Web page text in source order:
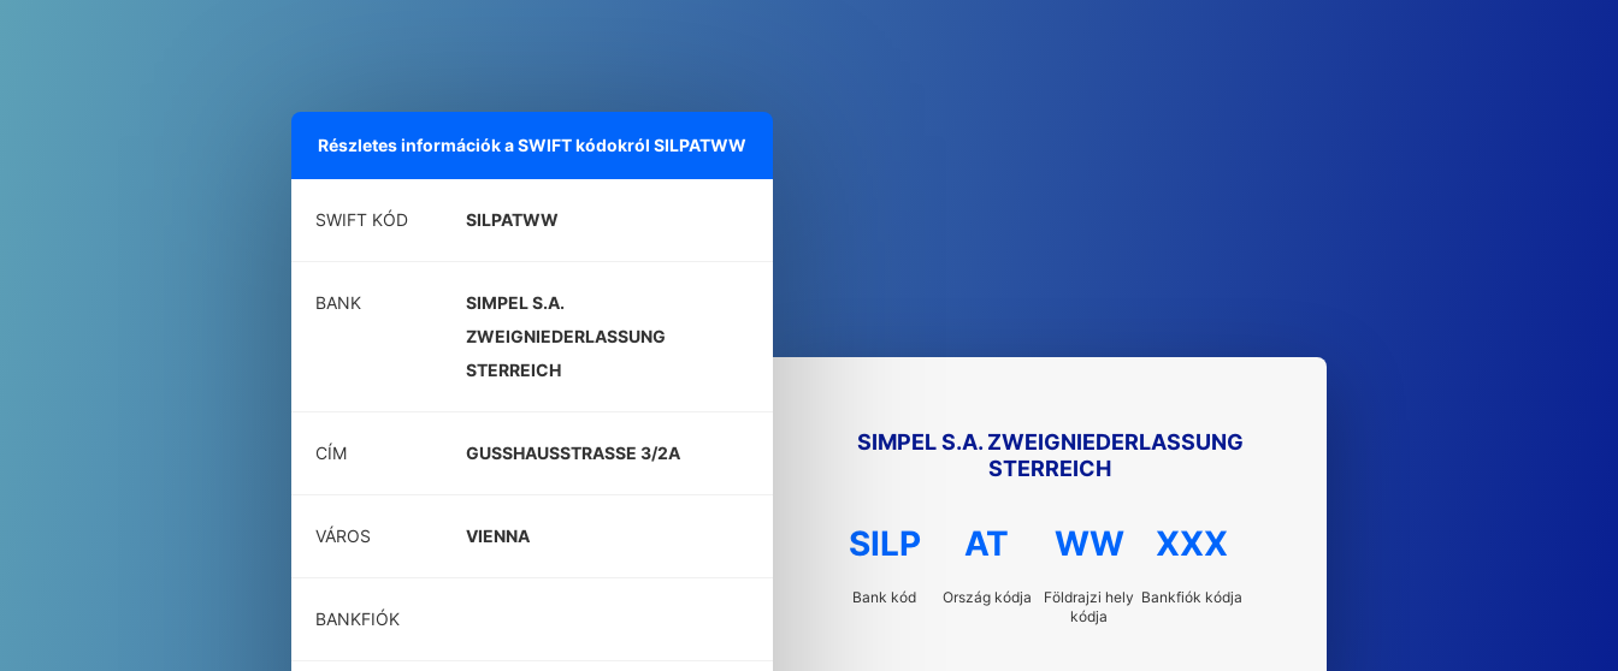
Részletes információk a SWIFT kódokról SILPATWW
SWIFT KÓD SILPATWW
BANK
SIMPEL S.A.
ZWEIGNIEDERLASSUNG
STERREICH
CÍM GUSSHAUSSTRASSE 3/2A
VÁROS VIENNA
BANKFIÓK
SIMPEL S.A. ZWEIGNIEDERLASSUNG
STERREICH
SILP
Bank kód
AT
Ország kódja
WW
Földrajzi hely
kódja
XXX
Bankfiók kódja